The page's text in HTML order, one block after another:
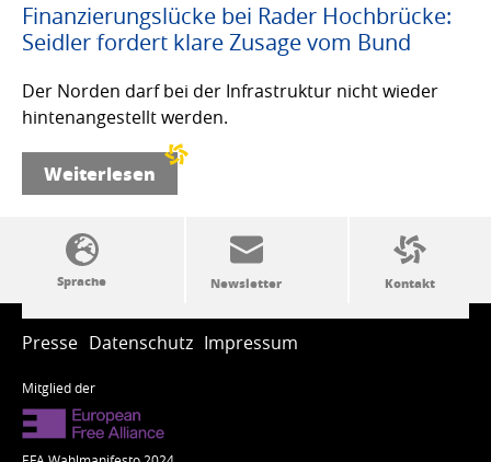
Finanzierungslücke bei Rader Hochbrücke:
Seidler fordert klare Zusage vom Bund
Der Norden darf bei der Infrastruktur nicht wieder
hintenangestellt werden.
Weiterlesen
SSW-Politik von A bis Z
Presse Datenschutz Impressum
Mitglied der